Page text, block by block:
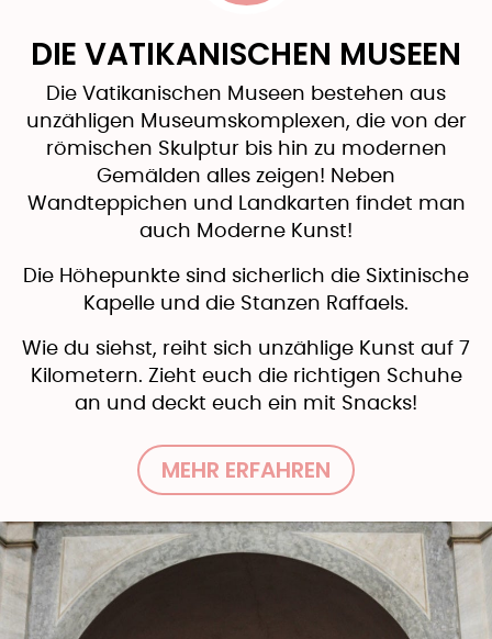
DIE VATIKANISCHEN MUSEEN
Die Vatikanischen Museen bestehen aus
unzähligen Museumskomplexen, die von der
römischen Skulptur bis hin zu modernen
Gemälden alles zeigen! Neben
Wandteppichen und Landkarten findet man
auch Moderne Kunst!
Die Höhepunkte sind sicherlich die Sixtinische
Kapelle und die Stanzen Raffaels.
Wie du siehst, reiht sich unzählige Kunst auf 7
Kilometern. Zieht euch die richtigen Schuhe
an und deckt euch ein mit Snacks!
MEHR ERFAHREN